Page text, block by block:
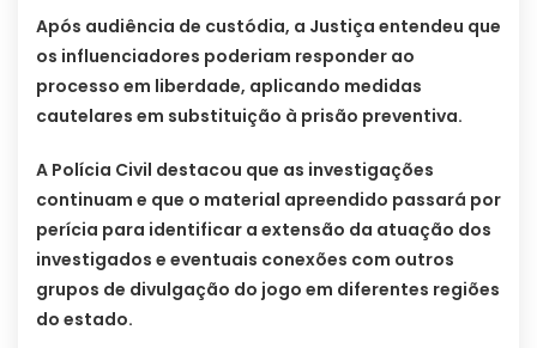
Após audiência de custódia, a Justiça entendeu que
os influenciadores poderiam responder ao
processo em liberdade, aplicando medidas
cautelares em substituição à prisão preventiva.
A Polícia Civil destacou que as investigações
continuam e que o material apreendido passará por
perícia para identificar a extensão da atuação dos
investigados e eventuais conexões com outros
grupos de divulgação do jogo em diferentes regiões
do estado.